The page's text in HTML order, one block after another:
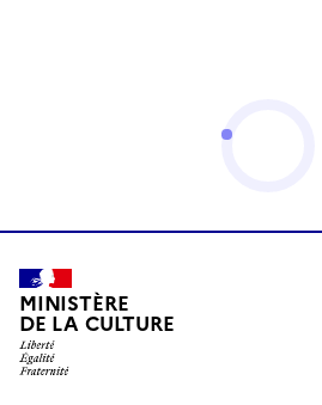
MINISTÈRE
DE LA CULTURE